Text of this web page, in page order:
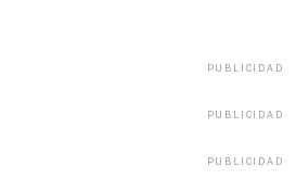
PUBLICIDAD
PUBLICIDAD
PUBLICIDAD